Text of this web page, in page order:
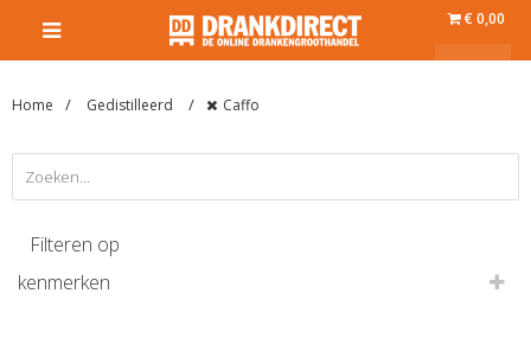
€ 0,00
Home Gedistilleerd Caffo
Filteren op
kenmerken